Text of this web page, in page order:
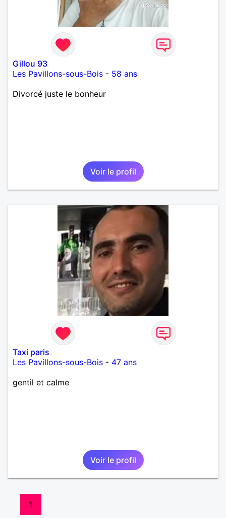
Gillou 93
Les Pavillons-sous-Bois - 58 ans
Divorcé juste le bonheur
Voir le profil
Taxi paris
Les Pavillons-sous-Bois - 47 ans
gentil et calme
Voir le profil
1